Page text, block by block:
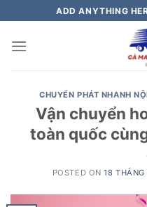
to
content
ADD ANYTHING
CHUYỂN PHÁT NHANH
Vận chuyển
toàn quốc
POSTED ON18